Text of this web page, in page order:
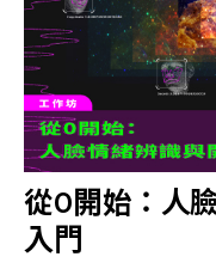
從0開始：人
入門